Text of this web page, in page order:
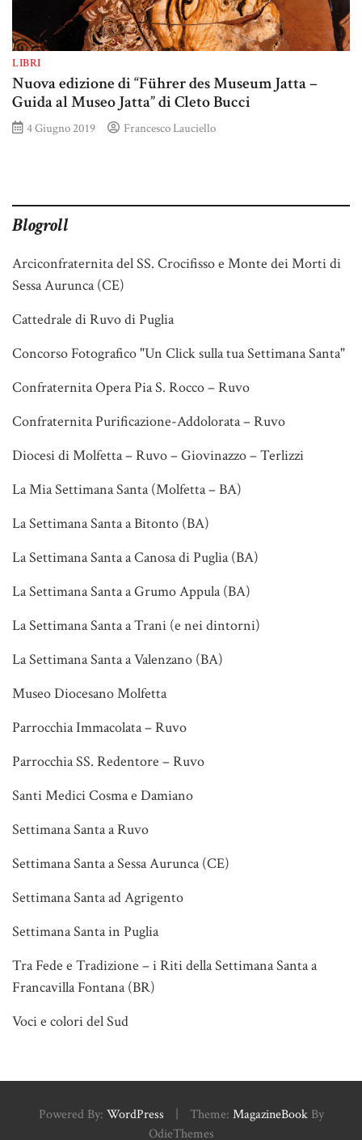
LIBRI
Nuova edizione di “Führer des Museum Jatta –
Guida al Museo Jatta” di Cleto Bucci
4 Giugno 2019 Francesco Lauciello
Blogroll
Arciconfraternita del SS. Crocifisso e Monte dei Morti di
Sessa Aurunca (CE)
Cattedrale di Ruvo di Puglia
Concorso Fotografico "Un Click sulla tua Settimana Santa"
Confraternita Opera Pia S. Rocco – Ruvo
Confraternita Purificazione-Addolorata – Ruvo
Diocesi di Molfetta – Ruvo – Giovinazzo – Terlizzi
La Mia Settimana Santa (Molfetta – BA)
La Settimana Santa a Bitonto (BA)
La Settimana Santa a Canosa di Puglia (BA)
La Settimana Santa a Grumo Appula (BA)
La Settimana Santa a Trani (e nei dintorni)
La Settimana Santa a Valenzano (BA)
Museo Diocesano Molfetta
Parrocchia Immacolata – Ruvo
Parrocchia SS. Redentore – Ruvo
Santi Medici Cosma e Damiano
Settimana Santa a Ruvo
Settimana Santa a Sessa Aurunca (CE)
Settimana Santa ad Agrigento
Settimana Santa in Puglia
Tra Fede e Tradizione – i Riti della Settimana Santa a
Francavilla Fontana (BR)
Voci e colori del Sud
Powered By: WordPress Theme: MagazineBookBy
OdieThemes